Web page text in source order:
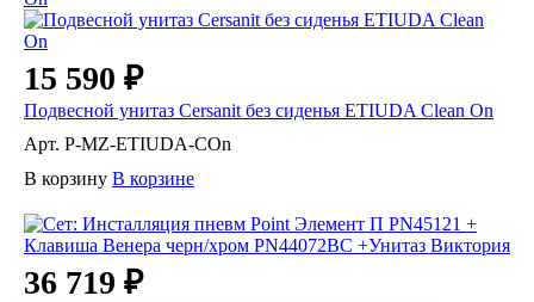
15 590 ₽
Подвесной унитаз Cersanit без сиденья ETIUDA Clean On
Арт. P-MZ-ETIUDA-COn
В корзину В корзине
36 719 ₽